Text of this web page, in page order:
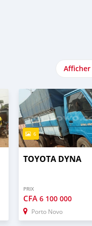
6
TOYOTA DYNA
PRIX
CFA 6 100 000
Porto Novo